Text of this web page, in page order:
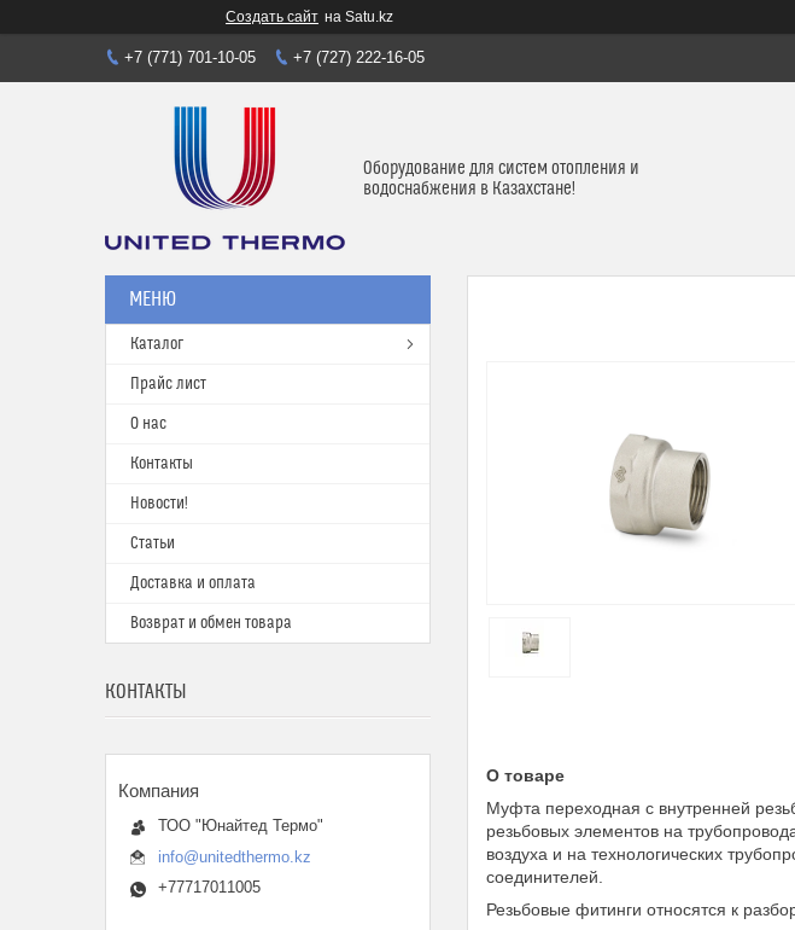
Создать сайт на Satu.kz
+7 (771) 701-10-05 +7 (727) 222-16-05
Оборудование для систем отопления и
водоснабжения в Казахстане!
О товаре
Муфта переходная с внутренней
резьбовых элементов на
воздуха и на технологических
соединителей.
Резьбовые фитинги относятся к
Каталог
Прайс лист
О нас
Контакты
Новости!
Статьи
Доставка и оплата
Возврат и обмен товара
КОНТАКТЫ
ТОО "Юнайтед Термо"
info@unitedthermo.kz
+77717011005